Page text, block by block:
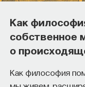
Как
собственное
о
Как философия